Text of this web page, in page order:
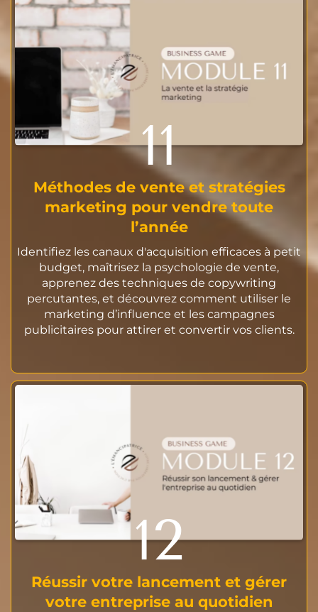
11
Méthodes de vente et stratégies
marketing pour vendre toute
l’année
Identifiez les canaux d'acquisition efficaces à petit
budget, maîtrisez la psychologie de vente,
apprenez des techniques de copywriting
percutantes, et découvrez comment utiliser le
marketing d’influence et les campagnes
publicitaires pour attirer et convertir vos clients.
12
Réussir votre lancement et gérer
votre entreprise au quotidien